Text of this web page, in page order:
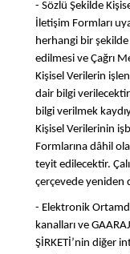
- Sözlü Şekilde
İletişim Formları
herhangi bir
edilmesi ve Çağrı
Kişisel Verilerin
dair bilgi
bilgi verilmek
Kişisel Verilerinin
Formlarına dâhil
teyit edilecektir.
çerçevede yeniden
- Elektronik
kanalları ve
ŞİRKETİ’nin diğer